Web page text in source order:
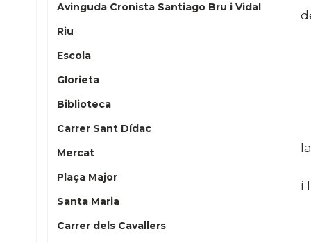
Avinguda Cronista Santiago Bru i Vidal
Riu
Escola
Glorieta
Biblioteca
Carrer Sant Dídac
Mercat
Plaça Major
Santa Maria
Carrer dels Cavallers
i